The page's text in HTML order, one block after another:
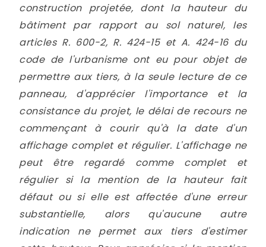
construction projetée, dont la hauteur du
bâtiment par rapport au sol naturel, les
articles R. 600-2, R. 424-15 et A. 424-16 du
code de l'urbanisme ont eu pour objet de
permettre aux tiers, à la seule lecture de ce
panneau, d'apprécier l'importance et la
consistance du projet, le délai de recours ne
commençant à courir qu'à la date d'un
affichage complet et régulier. L'affichage ne
peut être regardé comme complet et
régulier si la mention de la hauteur fait
défaut ou si elle est affectée d'une erreur
substantielle, alors qu'aucune autre
indication ne permet aux tiers d'estimer